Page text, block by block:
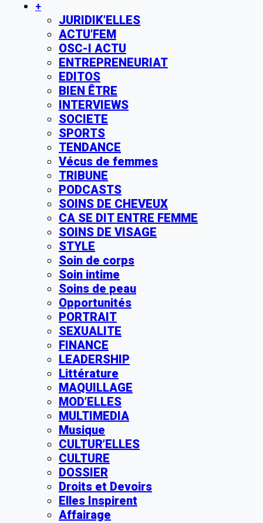
+
JURIDIK’ELLES
ACTU’FEM
OSC-I ACTU
ENTREPRENEURIAT
EDITOS
BIEN ÊTRE
INTERVIEWS
SOCIETE
SPORTS
TENDANCE
Vécus de femmes
TRIBUNE
PODCASTS
SOINS DE CHEVEUX
CA SE DIT ENTRE FEMME
SOINS DE VISAGE
STYLE
Soin de corps
Soin intime
Soins de peau
Opportunités
PORTRAIT
SEXUALITE
FINANCE
LEADERSHIP
Littérature
MAQUILLAGE
MOD’ELLES
MULTIMEDIA
Musique
CULTUR’ELLES
CULTURE
DOSSIER
Droits et Devoirs
Elles Inspirent
Affairage